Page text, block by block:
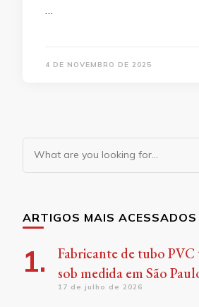
…
4 DE NOVEMBRO DE 2025
Looking
for
ARTIGOS MAIS ACESSADOS
Fabricante de tubo
sob medida em São
17 de julho de 2026